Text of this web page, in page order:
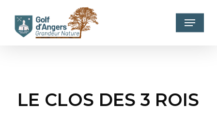
main
content
Menu
LE CLOS DES 3 ROIS